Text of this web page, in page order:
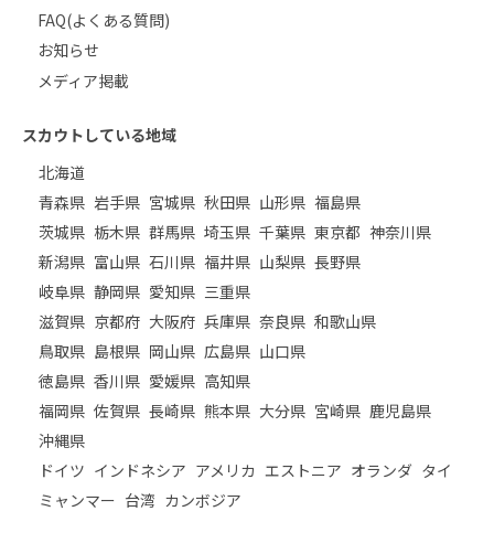
FAQ(よくある質問)
お知らせ
メディア掲載
スカウトしている地域
北海道
青森県 岩手県 宮城県 秋田県 山形県 福島県
茨城県 栃木県 群馬県 埼玉県 千葉県 東京都 神奈川県
新潟県 富山県 石川県 福井県 山梨県 長野県
岐阜県 静岡県 愛知県 三重県
滋賀県 京都府 大阪府 兵庫県 奈良県 和歌山県
鳥取県 島根県 岡山県 広島県 山口県
徳島県 香川県 愛媛県 高知県
福岡県 佐賀県 長崎県 熊本県 大分県 宮崎県 鹿児島県
沖縄県
ドイツ インドネシア アメリカ エストニア オランダ タイ
ミャンマー 台湾 カンボジア